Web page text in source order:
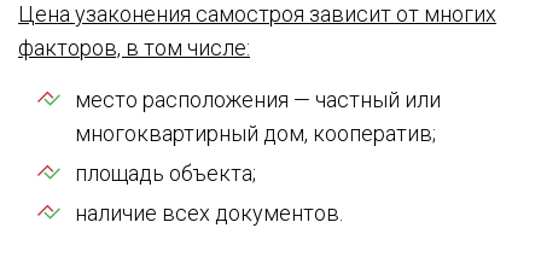
Цена узаконения самостроя зависит от многих
факторов, в том числе:
место расположения — частный или
многоквартирный дом, кооператив;
площадь объекта;
наличие всех документов.